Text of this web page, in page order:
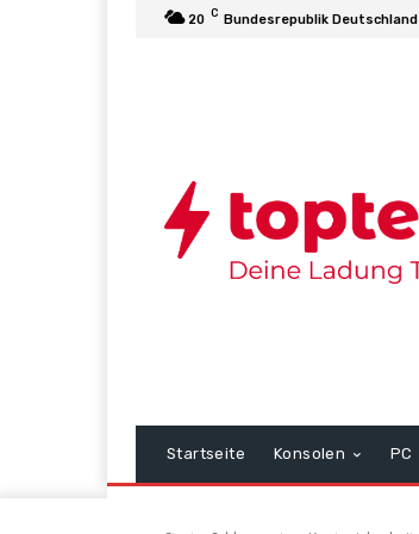
20 C Bundesrepublik Deutschland
Startseite Konsolen PC